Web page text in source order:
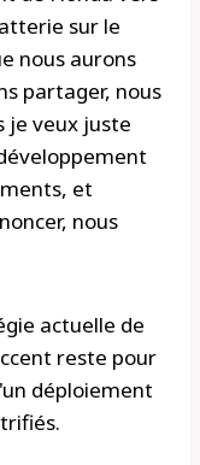
sur le
nous aurons
partager, nous
je veux juste
et
nous
actuelle de
reste pour
déploiement